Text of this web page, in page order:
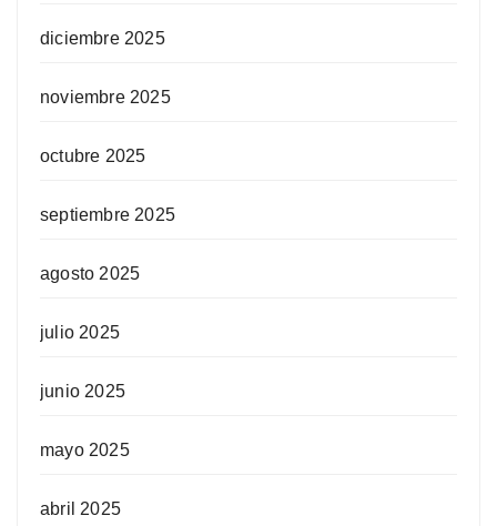
diciembre 2025
noviembre 2025
octubre 2025
septiembre 2025
agosto 2025
julio 2025
junio 2025
mayo 2025
abril 2025